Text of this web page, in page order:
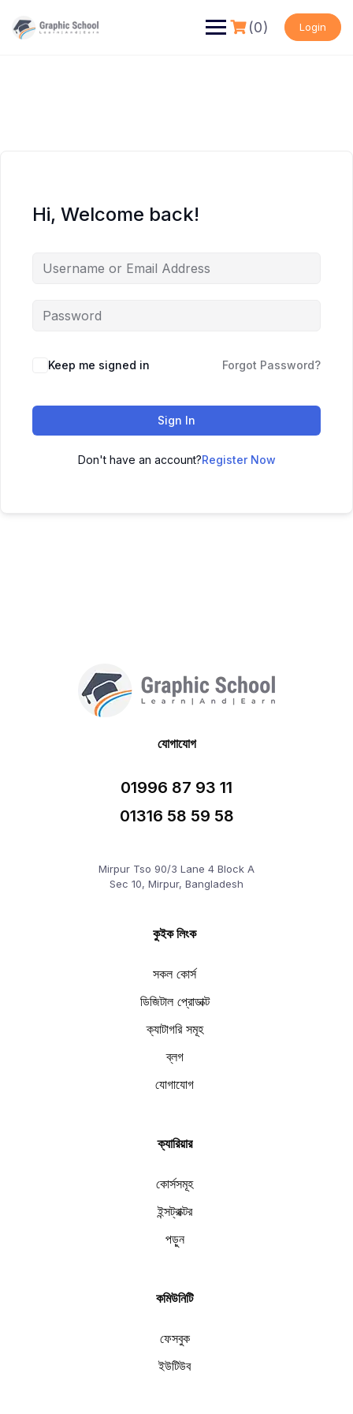
content
(0) Login
Hi, Welcome back!
Keep me signed in Forgot Password?
Sign In
Don't have an account?Register Now
যোগাযোগ
01996 87 93 11
01316 58 59 58
Mirpur Tso 90/3 Lane 4 Block A
Sec 10, Mirpur, Bangladesh
কুইক লিংক
সকল কোর্স
ডিজিটাল প্রোডাক্ট
ক্যাটাগরি সমূহ
ব্লগ
যোগাযোগ
ক্যারিয়ার
কোর্সসমূহ
ইন্সট্রাক্টর
পড়ুন
কমিউনিটি
ফেসবুক
ইউটিউব